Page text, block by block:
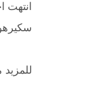
انتهت